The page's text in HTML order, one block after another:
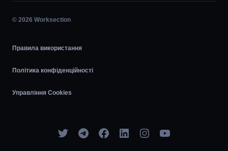
© 2026 Worksection
Правила використання
Політика конфіденційності
Управління Cookies